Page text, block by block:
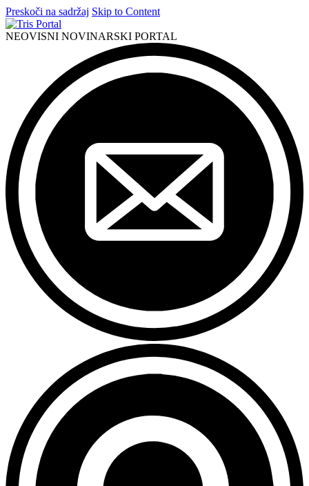
Preskoči na sadržaj Skip to Content
NEOVISNI NOVINARSKI PORTAL